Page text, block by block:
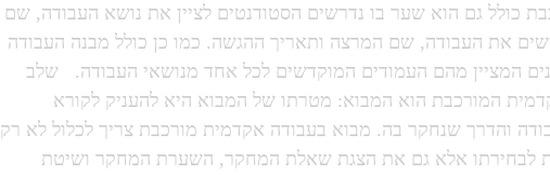
כולל גם הוא שער בו נדרשים הסטודנטים לציין את נושא העבודה, שם
את העבודה, שם המרצה ותאריך ההגשה. כמו כן כולל מבנה העבודה
המציין מהם העמודים המוקדשים לכל אחד מנושאי העבודה.
שלב
המורכבת הוא המבוא: מטרתו של המבוא היא להעניק לקורא
והדרך שנחקר בה. מבוא בעבודה אקדמית מורכבת צריך לכלול לא רק
לבחירתו אלא גם את הצגת שאלת המחקר, השערת המחקר ושיטת